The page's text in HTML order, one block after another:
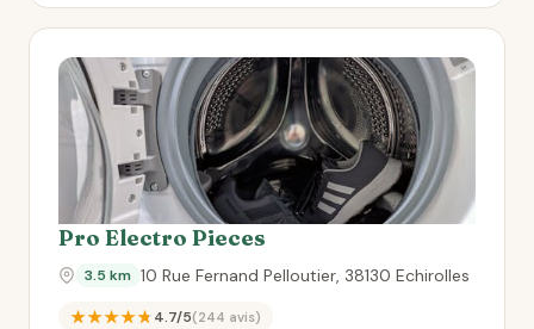
Pro Electro Pieces
3.5 km 10 Rue Fernand Pelloutier, 38130 Echirolles
★★★★★4.7/5(244 avis)